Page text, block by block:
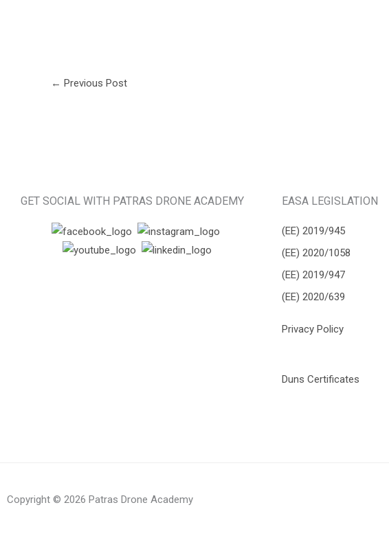
← Previous Post
GET SOCIAL WITH PATRAS DRONE ACADEMY EASA LEGISLATION
(ΕΕ) 2019/945
(ΕΕ) 2020/1058
(ΕΕ) 2019/947
(ΕΕ) 2020/639
Privacy Policy
Duns Certificates
Copyright © 2026 Patras Drone Academy